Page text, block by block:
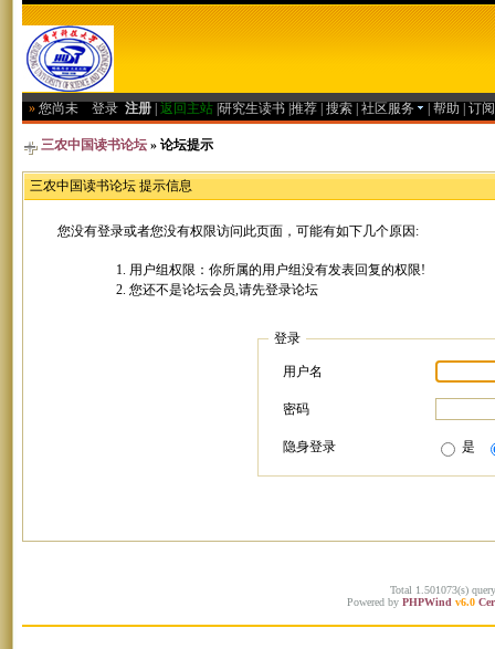
» 您尚未 登录 注册 返回主站 研究生读书 推荐 搜索 社区服务 帮助 订
三农中国读书论坛 » 论坛提示
三农中国读书论坛 提示信息
您没有登录或者您没有权限访问此页面，可能有如下几个原因:
用户组权限：你所属的用户组没有发表回复的权限!
您还不是论坛会员,请先登录论坛
登录
用户名
密码
隐身登录 是
Total 1.501073(s)
Powered by PHPWind v6.0